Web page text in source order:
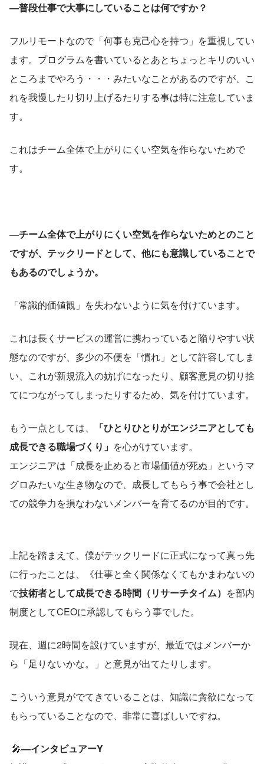
―普段仕事で大事にしていることは何ですか？
フルリモートなので「何事も克己心を持つ」を重視してい
ます。プログラムを書いているとあとちょっとキリのいい
ところまでやろう・・・みたいなことがあるのですが、こ
れを我慢したり切り上げるたりする事は特に注意していま
す。
これはチーム全体で上がりにくい空気を作らないためで
す。
―チーム全体で上がりにくい空気を作らないためとのこと
ですが、テックリードとして、他にも意識していることで
もあるのでしょうか。
「常識的価値観」を失わないように気を付けています。
これは長くサービスの運営に携わっていると陥りやすい状
態なのですが、多少の不便を「慣れ」として許容してしま
い、これが新規流入の妨げになったり、顧客意見の切り捨
てにつながってしまったりするため、気を付けています。
もう一点としては、
「ひとりひとりがエンジニアとしても
成長できる職場づくり」 を心がけています。
エンジニアは「成長を止めると市場価値が死ぬ」というマ
グロみたいな生き物なので、成長してもらう事で会社とし
ての競争力を損なわないメンバーを育てるのが目的です。
上記を踏まえて、僕がテックリードに正式になって真っ先
に行ったことは、《仕事と全く関係なくてもかまわないの
で技術者として成長できる時間（リサーチタイム） を部内
制度としてCEOに承認してもらう事でした。
現在、週に2時間を設けていますが、最近ではメンバーか
ら「足りないかな。」と意見が出てたりします。
こういう意見がでてきていることは、知識に貪欲になって
もらっていることなので、非常に喜ばしいですね。
🎤―インタビュアーY